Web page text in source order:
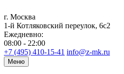
г. Москва
1-й Котляковский переулок, 6с2
Ежедневно:
08:00 - 22:00
+7 (495) 410-15-41 info@z-mk.ru
Меню